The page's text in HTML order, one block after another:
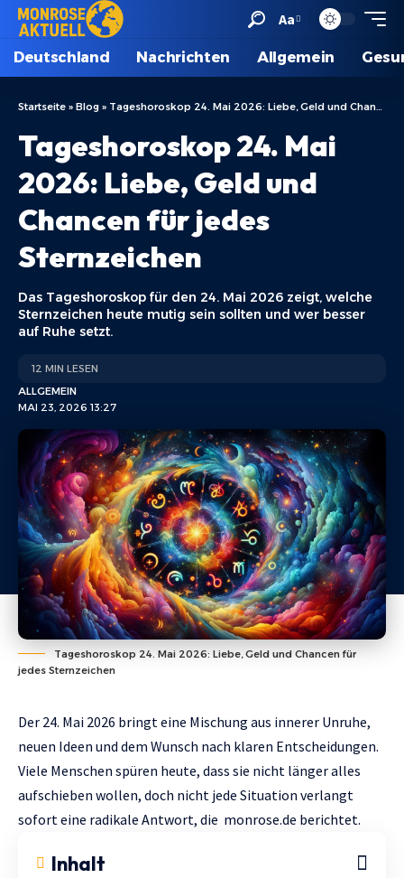
Aa
Deutschland Nachrichten Allgemein
Startseite » Blog » Tageshoroskop 24. Mai 2026: Liebe, Geld und Chancen für jedes Sternzeichen
Tageshoroskop 24. Mai
2026: Liebe, Geld und
Chancen für jedes
Sternzeichen
Das Tageshoroskop für den 24. Mai 2026 zeigt, welche
Sternzeichen heute mutig sein sollten und wer besser
auf Ruhe setzt.
MAI 23, 2026 13:27
ALLGEMEIN
12 MIN LESEN
Tageshoroskop 24. Mai 2026: Liebe, Geld und Chancen für
jedes Sternzeichen
Der 24. Mai 2026 bringt eine Mischung aus innerer Unruhe,
neuen Ideen und dem Wunsch nach klaren Entscheidungen.
Viele Menschen spüren heute, dass sie nicht länger alles
aufschieben wollen, doch nicht jede Situation verlangt
sofort eine radikale Antwort, die monrose.de berichtet.
Inhalt